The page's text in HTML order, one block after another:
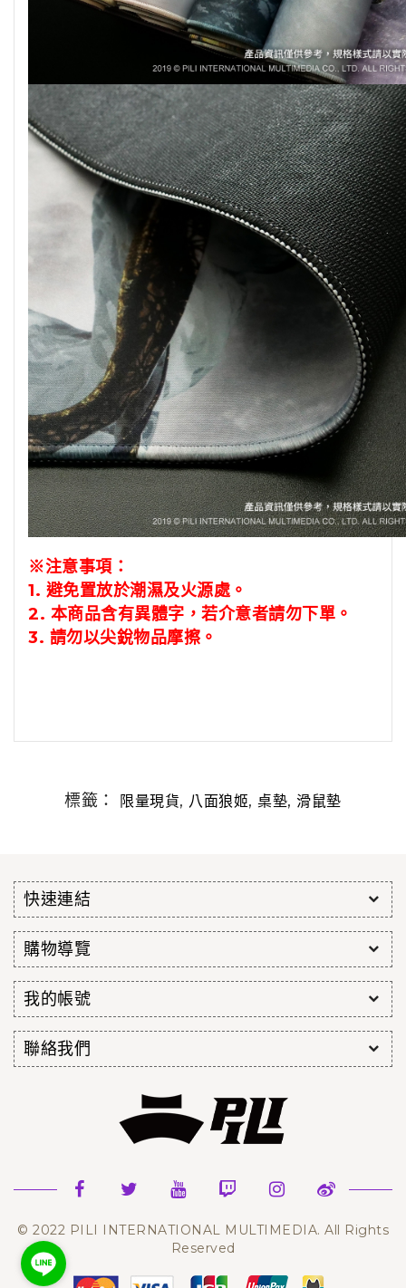
※注意事項：
1. 避免置放於潮濕及火源處。
2. 本商品含有異體字，若介意者請勿下單。
3. 請勿以尖銳物品摩擦。
標籤： 限量現貨,八面狼姬,桌墊,滑鼠墊
快速連結
購物導覽
我的帳號
聯絡我們
© 2022 PILI INTERNATIONAL MULTIMEDIA. All Rights
Reserved